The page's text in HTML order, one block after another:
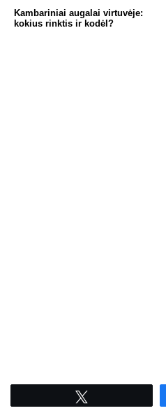
Kambariniai augalai virtuvėje:
kokius rinktis ir kodėl?